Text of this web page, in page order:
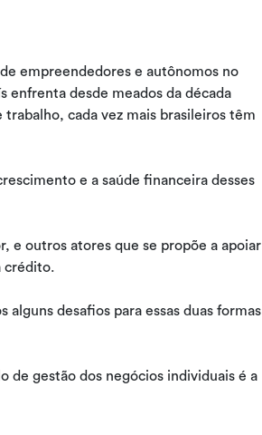
empreendedores e autônomos no
enfrenta desde meados da década
cada vez mais brasileiros têm
e a saúde financeira desses
e outros atores que se propõe a apoiar
crédito.
desafios para essas duas formas
de gestão dos negócios individuais é a